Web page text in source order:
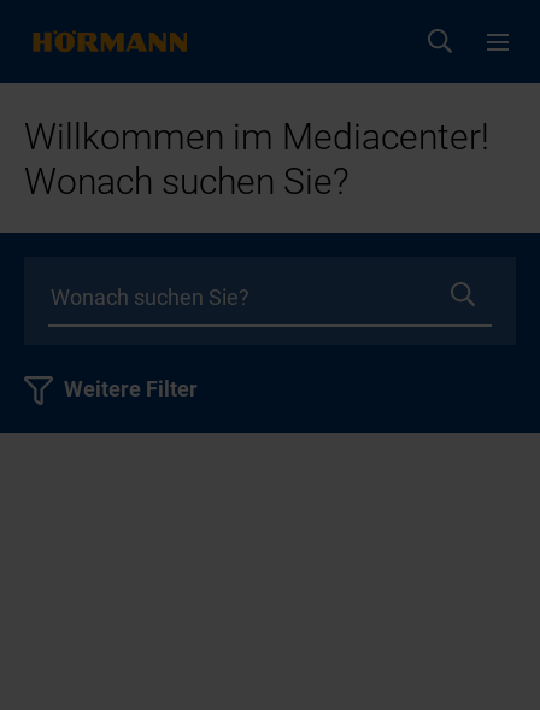
Willkommen im Mediacenter!
Wonach suchen Sie?
Weitere Filter